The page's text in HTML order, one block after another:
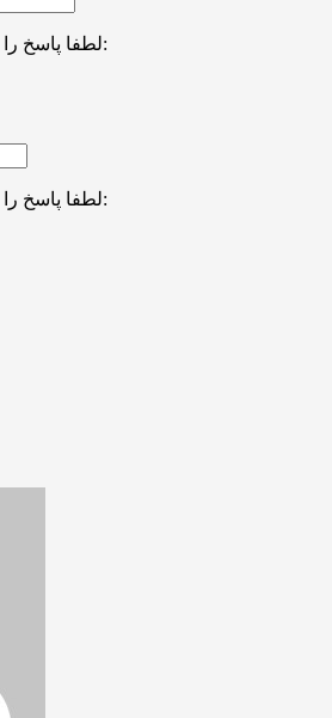
لطفا پاسخ را به عدد انگلیسی وارد کنید:
لطفا پاسخ را به عدد انگلیسی وارد کنید: